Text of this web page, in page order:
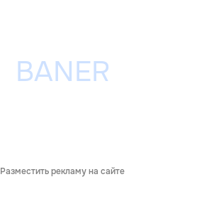
Разместить рекламу на сайте